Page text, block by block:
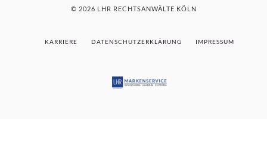
LAMPMANN, HABERKAMM &
ROSENBAUM
© 2026 LHR RECHTSANWÄLTE KÖLN
KARRIERE DATENSCHUTZERKLÄRUNG IMPRESSUM